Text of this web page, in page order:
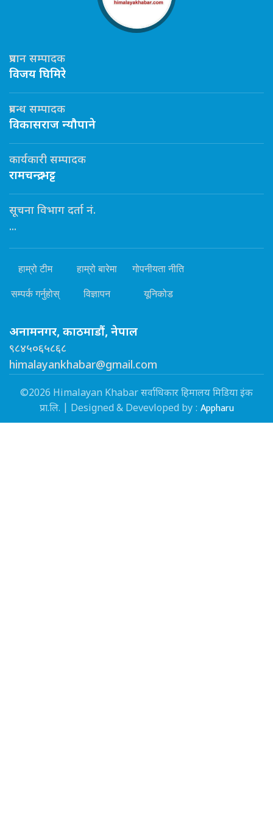
प्रधान सम्पादक
विजय घिमिरे
प्रबन्ध सम्पादक
विकासराज न्यौपाने
कार्यकारी सम्पादक
रामचन्द्र भट्ट
सूचना विभाग दर्ता नं.
...
हाम्रो टीम हाम्रो बारेमा गोपनीयता नीति
सम्पर्क गर्नुहोस् विज्ञापन यूनिकोड
अनामनगर, काठमाडौं, नेपाल
९८४५०६५८६८
himalayankhabar@gmail.com
©2026 Himalayan Khabar सर्वाधिकार हिमालय मिडिया इंक
प्रा.लि. | Designed & Devevloped by : Appharu